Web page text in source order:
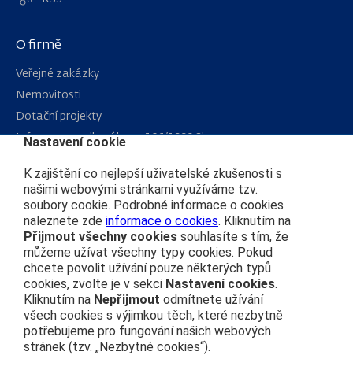
Centrála
Čím se řídíme
Ochrana osobních údajů
Prohlášení o přístupnosti
Zásady používání cookies
Nastavení cookies
O firmě
Veřejné zakázky
Nemovitosti
Dotační projekty
Informace podle zákona 106/1999 Sb.
Nastavení cookie
K zajištění co nejlepší uživatelské zkušenosti s
našimi webovými stránkami využíváme tzv.
soubory cookie. Podrobné informace o cookies
naleznete zde informace o cookies. Kliknutím na
Přijmout všechny cookies souhlasíte s tím, že
můžeme užívat všechny typy cookies. Pokud
chcete povolit užívání pouze některých typů
cookies, zvolte je v sekci Nastavení cookies.
Kliknutím na Nepřijmout odmítnete užívání
všech cookies s výjimkou těch, které nezbytně
potřebujeme pro fungování našich webových
stránek (tzv. „Nezbytné cookies“).